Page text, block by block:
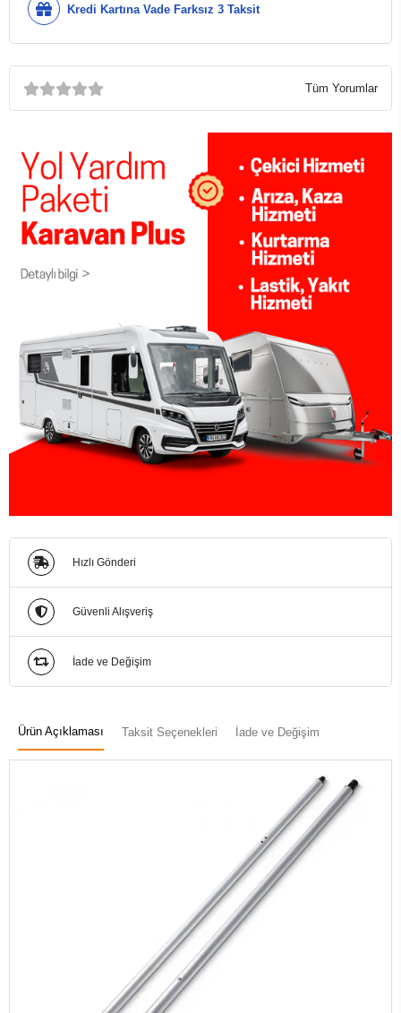
Kredi Kartına Vade Farksız 3 Taksit
Tüm Yorumlar
Hızlı Gönderi
Güvenli Alışveriş
İade ve Değişim
Ürün Açıklaması Taksit Seçenekleri İade ve Değişim